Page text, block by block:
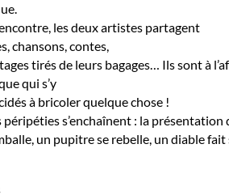
les deux artistes partagent
chansons, contes,
tirés de leurs bagages… Ils sont à
qui s’y
à bricoler quelque chose !
s’enchaînent : la présentation
un pupitre se rebelle, un diable fait